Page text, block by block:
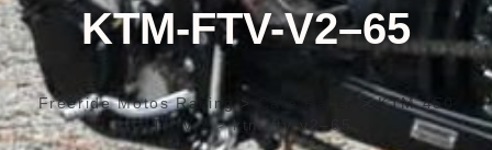
KTM-FTV-V2–65
Freeride Motos Racing> >KTM 450
FTR V.2 >ktm-ftv-v2–65